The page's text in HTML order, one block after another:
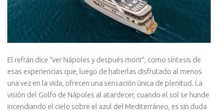
El refrán dice “ver Nápoles y después morir”, como síntesis de
esas experiencias que, luego de haberlas disfrutado al menos
una vez en la vida, ofrecen una sensación única de plenitud. La
visión del Golfo de Nápoles al atardecer, cuando el sol se hunde
incendiando el cielo sobre el azul del Mediterráneo, es sin duda